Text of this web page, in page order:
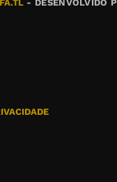
- DESENVOLVIDO